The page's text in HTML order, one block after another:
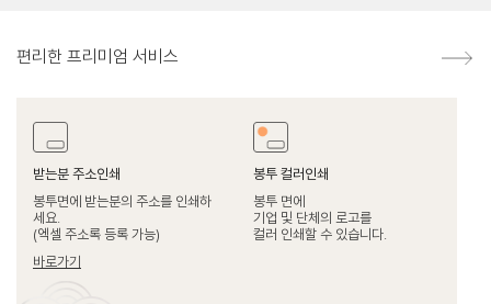
편리한 프리미엄 서비스
받는분 주소인쇄
봉투면에 받는분의 주소를 인쇄하
세요.
(엑셀 주소록 등록 가능)
바로가기
봉투 컬러인쇄
봉투 면에
기업 및 단체의 로고를
컬러 인쇄할 수 있습니다.